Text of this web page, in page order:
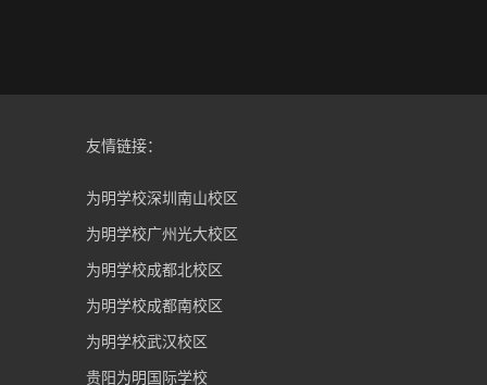
友情链接：
为明学校深圳南山校区
为明学校广州光大校区
为明学校成都北校区
为明学校成都南校区
为明学校武汉校区
贵阳为明国际学校